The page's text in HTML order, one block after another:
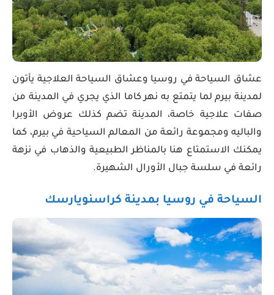
عشاق السياحة في روسيا وعشاق السياحة العلاجية يأتون
لمدينة بيرم لما يتمتع به نهر كاما الذي يجري في المدينة من
صفات علاجية خاصة، المدينة تضم كذلك عروض الأوبرا
والباليه ومجموعة رائعة من المعالم السياحية في بيرم، كما
يمكنك الاستمتاع هنا بالمناظر الطبيعية والذهاب في نزهة
رائعة في سلسة جبال الأورال الشهيرة.
السياحة في روسيا بمدينة كراسنويارسك